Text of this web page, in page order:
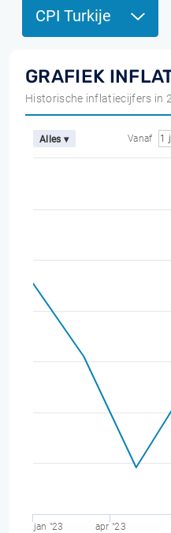
CPI Turkije
GRAFIEK
Historische inflatiecijfers in
Alles ▾ Vanaf 1
jan "23 apr "23